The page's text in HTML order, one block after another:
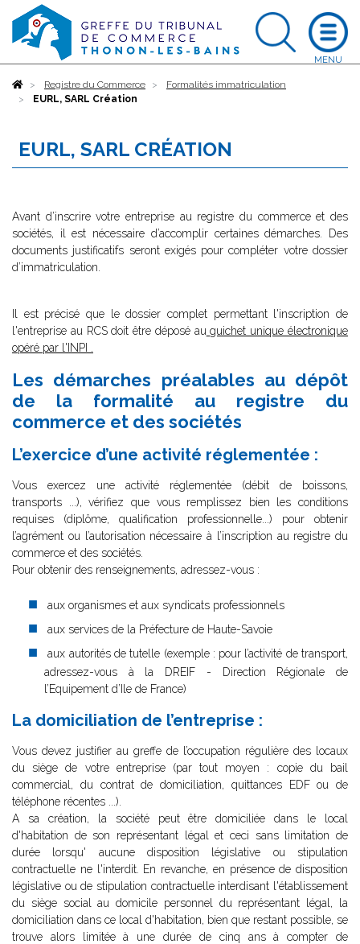
AccueilRegistre du Commerce
Formalités immatriculation
EURL, SARL Création
EURL, SARL CRÉATION
Avant d’inscrire votre entreprise au registre du commerce et des
sociétés, il est nécessaire d’accomplir certaines démarches. Des
documents justificatifs seront exigés pour compléter votre dossier
d’immatriculation.
Il est précisé que le dossier complet permettant l'inscription de
l'entreprise au RCS doit être déposé au guichet unique électronique
opéré par l'INPI
Les démarches préalables au dépôt
de la formalité au registre du
commerce et des sociétés
L’exercice d’une activité réglementée :
Vous exercez une activité réglementée (débit de boissons,
transports ...), vérifiez que vous remplissez bien les conditions
requises (diplôme, qualification professionnelle...) pour obtenir
l’agrément ou l’autorisation nécessaire à l’inscription au registre du
commerce et des sociétés.
Pour obtenir des renseignements, adressez-vous :
aux organismes et aux syndicats professionnels
aux services de la Préfecture de Haute-Savoie
aux autorités de tutelle (exemple : pour l’activité de transport,
adressez-vous à la DREIF - Direction Régionale de
l’Equipement d’Ile de France)
La domiciliation de l’entreprise :
Vous devez justifier au greffe de l’occupation régulière des locaux
du siège de votre entreprise (par tout moyen : copie du bail
commercial, du contrat de domiciliation, quittances EDF ou de
téléphone récentes ...).
A sa création, la société peut être domiciliée dans le local
d'habitation de son représentant légal et ceci sans limitation de
durée lorsqu' aucune disposition législative ou stipulation
contractuelle ne l'interdit. En revanche, en présence de disposition
législative ou de stipulation contractuelle interdisant l'établissement
du siège social au domicile personnel du représentant légal, la
domiciliation dans ce local d'habitation, bien que restant possible, se
trouve alors limitée à une durée de cinq ans à compter de